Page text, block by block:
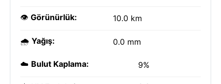
👁️ Görünürlük: 10.0 km
🌧️ Yağış: 0.0 mm
☁️ Bulut Kaplama: 9%